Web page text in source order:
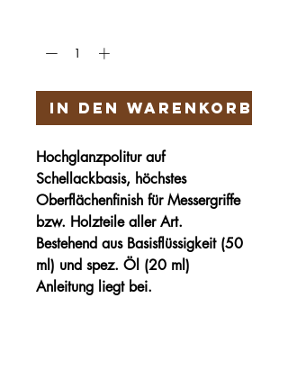
In den Warenkorb
Hochglanzpolitur auf
Schellackbasis, höchstes
Oberflächenfinish für Messergriffe
bzw. Holzteile aller Art.
Bestehend aus Basisflüssigkeit (50
ml) und spez. Öl (20 ml)
Anleitung liegt bei.